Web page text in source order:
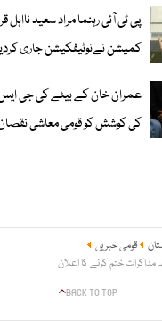
پی ٹی آئی رہنما مراد سعید نااہل
کمیشن نےنوٹیفکیشن جاری
عمران خان کے بیٹے کی جی
کی کوشش کو قومی معاشی
قومی خبریں
ختم کرنے کا اعلان
BACK TO TOP